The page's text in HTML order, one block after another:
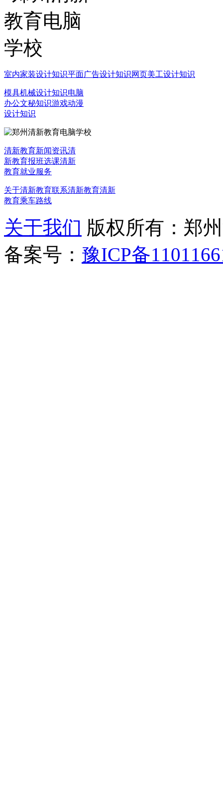
室内家装设计知识平面广告设计知识网页美工设计知识
模具机械设计知识电脑
办公文秘知识游戏动漫
设计知识
清新教育新闻资讯清
新教育报班选课清新
教育就业服务
关于清新教育联系清新教育清新
教育乘车路线
关于我们 版权所有：郑
备案号： 豫ICP备